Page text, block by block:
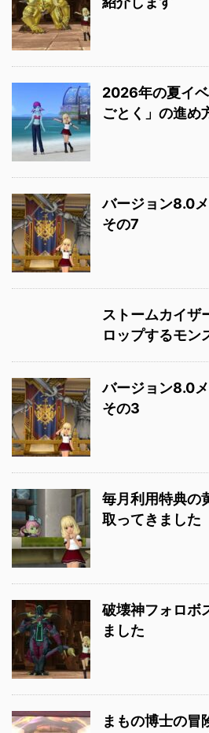
2026年の夏イ
ごとく」の進め
バージョン8.0
その7
ストームカイザ
ロップするモン
バージョン8.0
その3
毎月利用特典の
取ってきました
破壊神フォロボ
ました
まもの博士の冒